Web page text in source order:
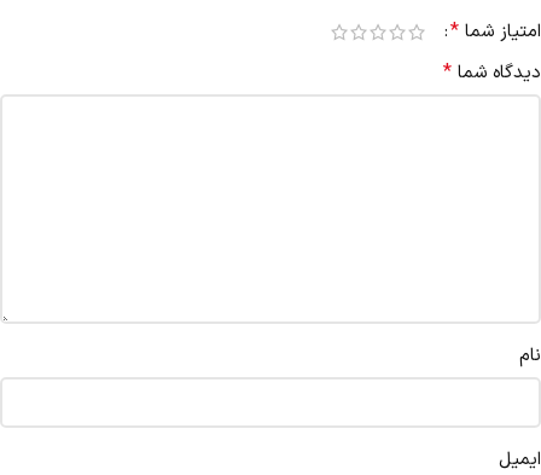
امتیاز شما *
دیدگاه شما *
نام
ایمیل